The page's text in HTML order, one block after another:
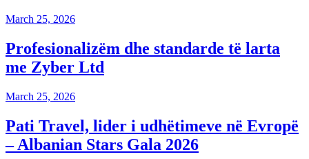
March 25, 2026
Profesionalizëm dhe standarde të larta
me Zyber Ltd
March 25, 2026
Pati Travel, lider i udhëtimeve në Evropë
– Albanian Stars Gala 2026